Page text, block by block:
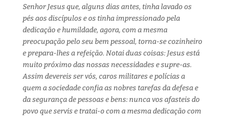
Senhor Jesus que, alguns dias antes, tinha lavado os
pés aos discípulos e os tinha impressionado pela
dedicação e humildade, agora, com a mesma
preocupação pelo seu bem pessoal, torna-se cozinheiro
e prepara-lhes a refeição. Notai duas coisas: Jesus está
muito próximo das nossas necessidades e supre-as.
Assim devereis ser vós, caros militares e polícias a
quem a sociedade confia as nobres tarefas da defesa e
da segurança de pessoas e bens: nunca vos afasteis do
povo que servis e tratai-o com a mesma dedicação com